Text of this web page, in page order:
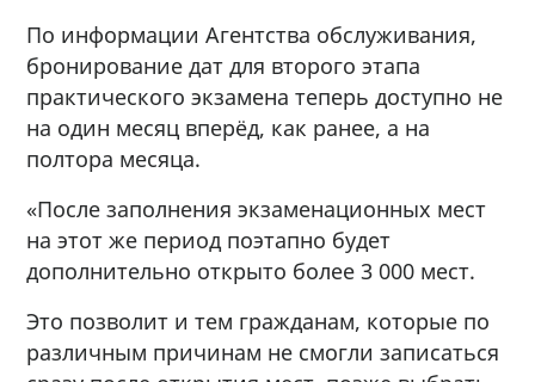
По информации Агентства обслуживания,
бронирование дат для второго этапа
практического экзамена теперь доступно не
на один месяц вперёд, как ранее, а на
полтора месяца.
«После заполнения экзаменационных мест
на этот же период поэтапно будет
дополнительно открыто более 3 000 мест.
Это позволит и тем гражданам, которые по
различным причинам не смогли записаться